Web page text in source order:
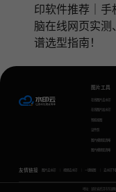
印软件推荐｜手
脑在线网页实测
谱选型指南！
图片工具
在线图片去水印
在线图片加水印
智能抠图
证件照
图片模糊变清晰
图片模糊变清晰
友情链接 图片去水印 视频去水印 一键抠图 去水印下载
地址：湖北省武汉市东